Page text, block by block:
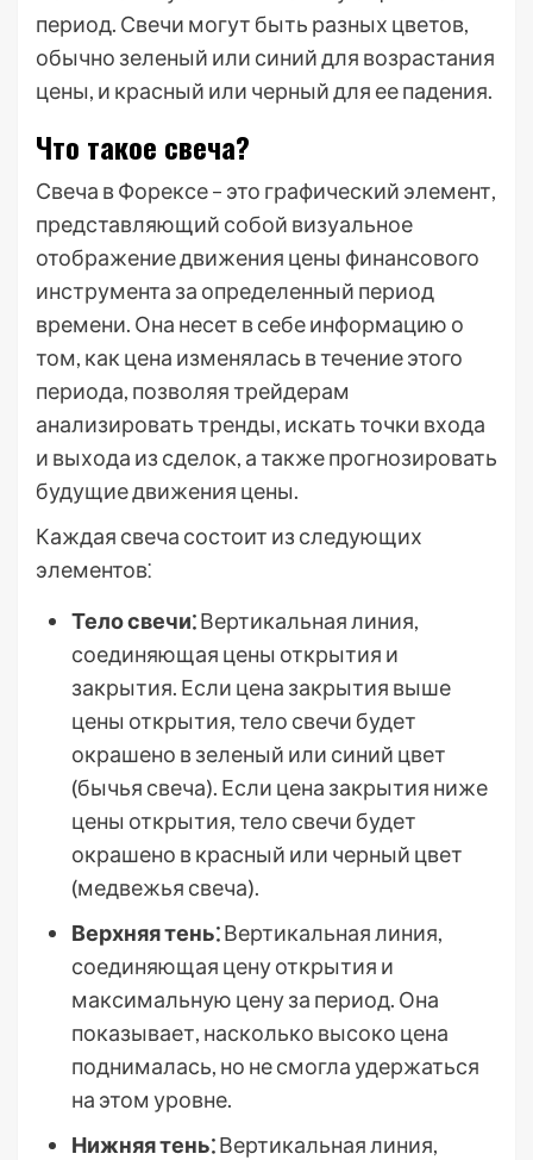
период. Свечи могут быть разных цветов,
обычно зеленый или синий для возрастания
цены, и красный или черный для ее падения.
Что такое свеча?
Свеча в Форексе – это графический элемент,
представляющий собой визуальное
отображение движения цены финансового
инструмента за определенный период
времени. Она несет в себе информацию о
том, как цена изменялась в течение этого
периода, позволяя трейдерам
анализировать тренды, искать точки входа
и выхода из сделок, а также прогнозировать
будущие движения цены.
Каждая свеча состоит из следующих
элементов⁚
Тело свечи⁚Вертикальная линия,
соединяющая цены открытия и
закрытия. Если цена закрытия выше
цены открытия, тело свечи будет
окрашено в зеленый или синий цвет
(бычья свеча). Если цена закрытия ниже
цены открытия, тело свечи будет
окрашено в красный или черный цвет
(медвежья свеча).
Верхняя тень⁚Вертикальная линия,
соединяющая цену открытия и
максимальную цену за период. Она
показывает, насколько высоко цена
поднималась, но не смогла удержаться
на этом уровне.
Нижняя тень⁚Вертикальная линия,